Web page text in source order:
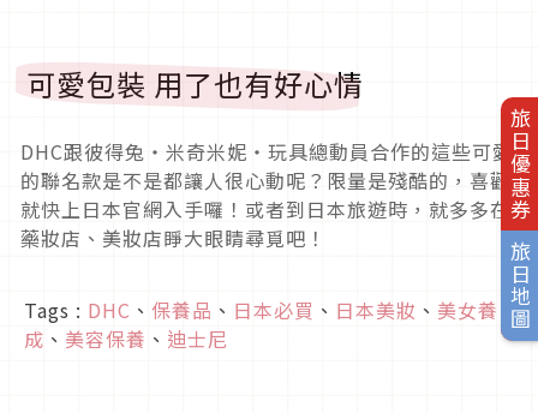
旅日優惠券
旅日地圖
可愛包裝 用了也有好心情
DHC跟彼得兔・米奇米妮・玩具總動員合作的這些可愛
的聯名款是不是都讓人很心動呢？限量是殘酷的，喜歡
就快上日本官網入手囉！或者到日本旅遊時，就多多在
藥妝店、美妝店睜大眼睛尋覓吧！
Tags : DHC 、 保養品 、 日本必買 、 日本美妝 、 美女養
成 、 美容保養 、 迪士尼